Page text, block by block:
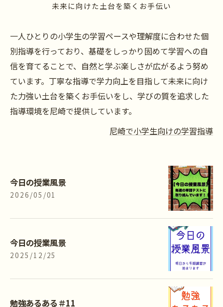
未来に向けた土台を築くお手伝い
一人ひとりの小学生の学習ペースや理解度に合わせた個
別指導を行っており、基礎をしっかり固めて学習への自
信を育てることで、自然と学ぶ楽しさが広がるよう努め
ています。丁寧な指導で学力向上を目指して未来に向け
た力強い土台を築くお手伝いをし、学びの質を追求した
指導環境を尼崎で提供しています。
尼崎で小学生向けの学習指導
今日の授業風景
2026/05/01
今日の授業風景
2025/12/25
勉強あるある＃11